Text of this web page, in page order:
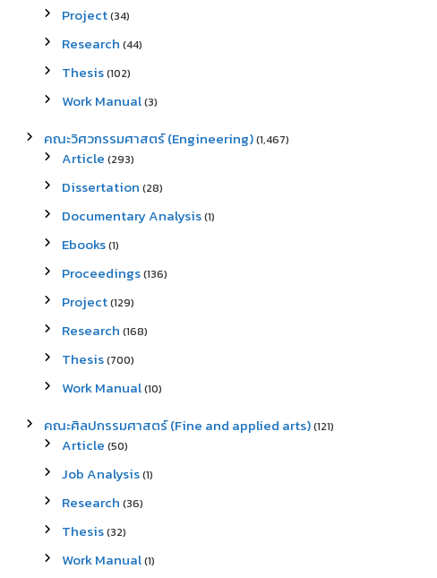
Project(34)
Research (44)
Thesis(102)
Work Manual(3)
คณะวิศวกรรมศาสตร์ (Engineering)(1,467)
Article (293)
Dissertation (28)
Documentary Analysis(1)
Ebooks(1)
Proceedings(136)
Project(129)
Research (168)
Thesis(700)
Work Manual(10)
คณะศิลปกรรมศาสตร์ (Fine and applied arts)(121)
Article (50)
Job Analysis(1)
Research (36)
Thesis(32)
Work Manual(1)